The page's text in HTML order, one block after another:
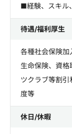
■経験、スキル
待遇/福利厚生
各種社会保険加
生命保険、資
ツクラブ等割
度等
休日/休暇